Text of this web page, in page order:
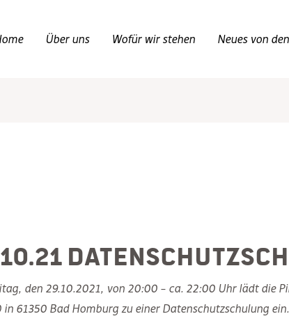
Über uns Wofür wir stehen Neues von
den 29.10.2021, von 20:00 – ca. 22:00 Uhr lädt die
in 61350 Bad Homburg zu einer Datenschutzschulung